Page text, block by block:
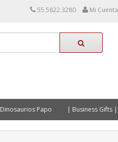
55.5822.3280 Mi Cuenta
Dinosaurios Papo | Business Gifts |